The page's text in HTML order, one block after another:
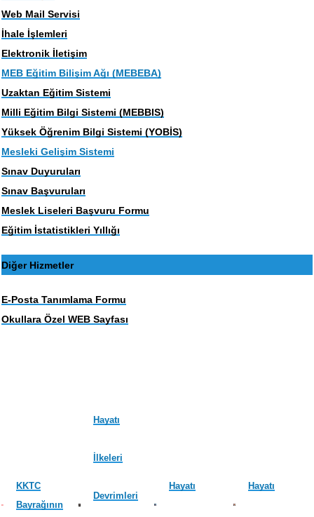
Web Mail Servisi
İhale İşlemleri
Elektronik İletişim
MEB Eğitim Bilişim Ağı (MEBEBA)
Uzaktan Eğitim Sistemi
Milli Eğitim Bilgi Sistemi (MEBBIS)
Yüksek Öğrenim Bilgi Sistemi (YOBİS)
Mesleki Gelişim Sistemi
Sınav Duyuruları
Sınav Başvuruları
Meslek Liseleri Başvuru Formu
Eğitim İstatistikleri Yıllığı
Diğer Hizmetler
E-Posta Tanımlama Formu
Okullara Özel WEB Sayfası
KKTC
Bayrağının
Hayatı
İlkeleri
Devrimleri
Hayatı Hayatı